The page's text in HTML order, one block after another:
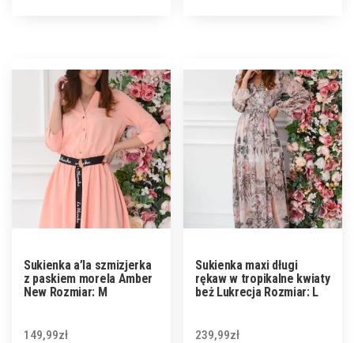
Sukienka a’la szmizjerka
z paskiem morela Amber
New Rozmiar: M
149,99zł
Sukienka maxi długi
rękaw w tropikalne kwiaty
beż Lukrecja Rozmiar: L
239,99zł